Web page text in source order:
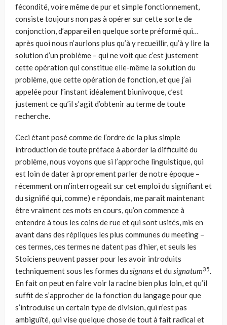
fécondité, voire même de pur et simple fonctionnement,
consiste toujours non pas à opérer sur cette sorte de
conjonction, d’appareil en quelque sorte préformé qui…
après quoi nous n’aurions plus qu’à y recueillir, qu’à y lire la
solution d’un problème – qui ne voit que c’est justement
cette opération qui constitue elle-même la solution du
problème, que cette opération de fonction, et que j’ai
appelée pour l’instant idéalement biunivoque, c’est
justement ce qu’il s’agit d’obtenir au terme de toute
recherche.
Ceci étant posé comme de l’ordre de la plus simple
introduction de toute préface à aborder la difficulté du
problème, nous voyons que si l’approche lin­guistique, qui
est loin de dater à proprement parler de notre époque –
récem­ment on m’interrogeait sur cet emploi du signifiant et
du signifié qui, comme) e répondais, me paraît maintenant
être vraiment ces mots en cours, qu’on commence à
entendre à tous les coins de rue et qui sont usités, mis en
avant dans des répliques les plus communes du meeting –
ces termes, ces termes ne datent pas d’hier, et seuls les
Stoïciens peuvent passer pour les avoir introduits
technique­ment sous les formes du signanset du signatum35.
En fait on peut en faire voir la racine bien plus loin, et qu’il
suffit de s’approcher de la fonction du langage pour que
s’introduise un certain type de division, qui n’est pas
ambiguïté, qui vise quelque chose de tout à fait radical et